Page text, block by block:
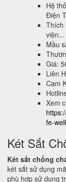
Hệ
Điện
Thích
viện...
Mầu
Giá:
Liên
Cam
Xem
fe-
Két Sắt
Két sắt chống
két sắt sử dụng
phù hợp sử dụng